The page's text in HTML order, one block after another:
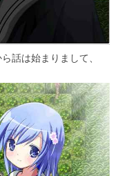
話は始まりまして、